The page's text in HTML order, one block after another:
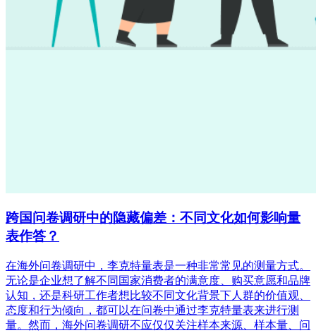
跨国问卷调研中的隐藏偏差：不同文化如何影响量
表作答？
在海外问卷调研中，李克特量表是一种非常常见的测量方式。
无论是企业想了解不同国家消费者的满意度、购买意愿和品牌
认知，还是科研工作者想比较不同文化背景下人群的价值观、
态度和行为倾向，都可以在问卷中通过李克特量表来进行测
量。然而，海外问卷调研不应仅仅关注样本来源、样本量、问